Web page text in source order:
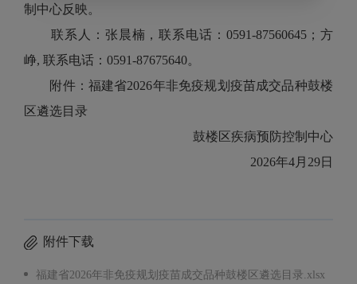
制中心反映。
联系人：张晨楠，联系电话：0591-87560645； 方
峥, 联系电话：0591-87675640。
附件：福建省2026年非免疫规划疫苗成交品种鼓楼
区遴选目录
鼓楼区疾病预防控制中心
2026年4月29日
附件下载
福建省2026年非免疫规划疫苗成交品种鼓楼区遴选目录.xlsx